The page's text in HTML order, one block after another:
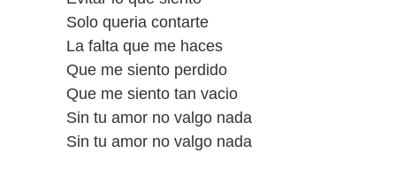
Solo queria contarte
La falta que me haces
Que me siento perdido
Que me siento tan vacio
Sin tu amor no valgo nada
Sin tu amor no valgo nada